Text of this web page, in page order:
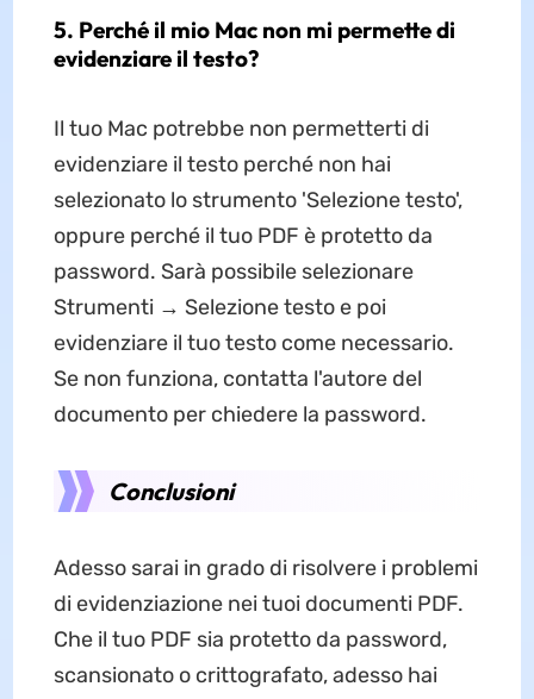
5. Perché il mio Mac non mi permette di
evidenziare il testo?
Il tuo Mac potrebbe non permetterti di
evidenziare il testo perché non hai
selezionato lo strumento 'Selezione testo',
oppure perché il tuo PDF è protetto da
password. Sarà possibile selezionare
Strumenti → Selezione testo e poi
evidenziare il tuo testo come necessario.
Se non funziona, contatta l'autore del
documento per chiedere la password.
Conclusioni
Adesso sarai in grado di risolvere i problemi
di evidenziazione nei tuoi documenti PDF.
Che il tuo PDF sia protetto da password,
scansionato o crittografato, adesso hai